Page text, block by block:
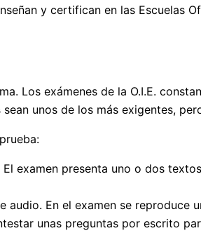
y certifican en las Escuelas
Los exámenes de la O.I.E.
unos de los más exigentes,
examen presenta uno o dos
En el examen se reproduce
unas preguntas por escrito